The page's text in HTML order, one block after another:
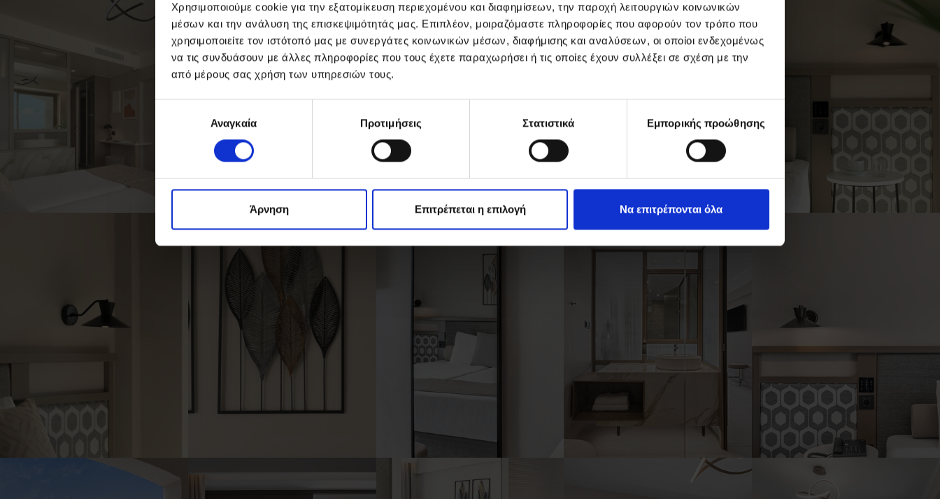
Χρησιμοποιούμε cookie για την εξατομίκευση περιεχομένου και διαφημίσεων, την παροχή λειτουργιών κοινωνικών
μέσων και την ανάλυση της επισκεψιμότητάς μας. Επιπλέον, μοιραζόμαστε πληροφορίες που αφορούν τον τρόπο που
χρησιμοποιείτε τον ιστότοπό μας με συνεργάτες κοινωνικών μέσων, διαφήμισης και αναλύσεων, οι οποίοι ενδεχομένως
να τις συνδυάσουν με άλλες πληροφορίες που τους έχετε παραχωρήσει ή τις οποίες έχουν συλλέξει σε σχέση με την
από μέρους σας χρήση των υπηρεσιών τους.
συγκατάθεσηςΑναγκαία Προτιμήσεις Στατιστικά Εμπορικής προώθησης
Άρνηση Επιτρέπεται η επιλογή Να επιτρέπονται όλα